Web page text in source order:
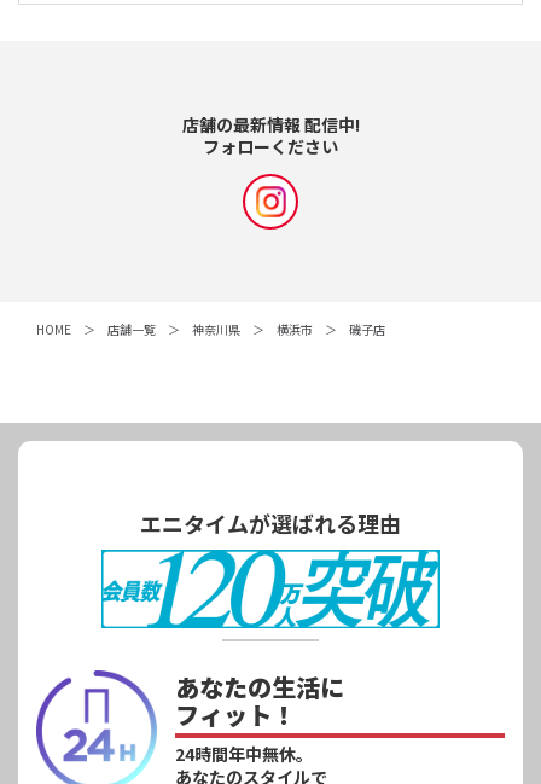
店舗の最新情報 配信中!
フォローください
HOME 店舗一覧 神奈川県 横浜市 磯子店
エニタイムが選ばれる理由
あなたの生活に
フィット！
24時間年中無休。
あなたのスタイルで